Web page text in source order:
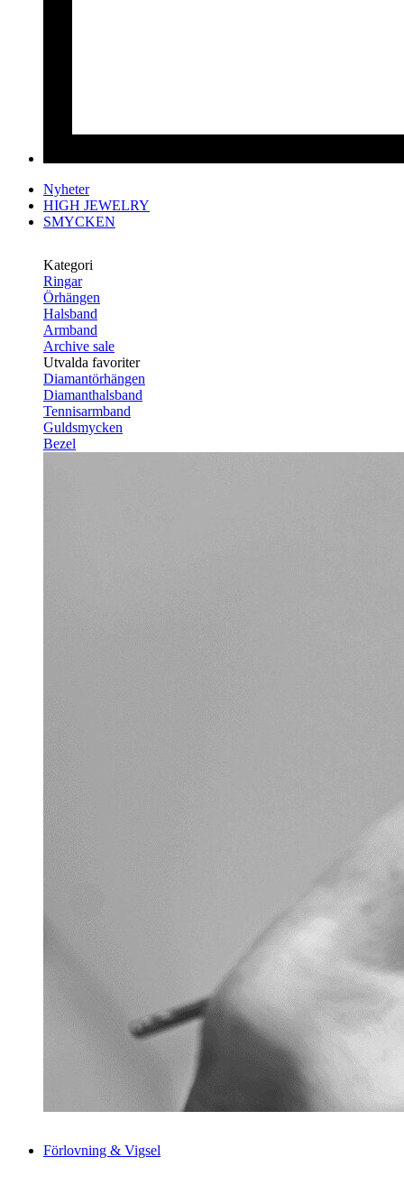
Nyheter
HIGH JEWELRY
SMYCKEN
Kategori
Ringar
Örhängen
Halsband
Armband
Archive sale
Utvalda favoriter
Diamantörhängen
Diamanthalsband
Tennisarmband
Guldsmycken
Bezel
Förlovning & Vigsel